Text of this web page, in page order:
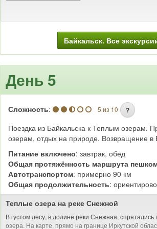
Сочетание гор, богатой растительности, красивых
чистых рек создает уникальные живописные
Несмотря на то, что люди начали осваивать
незапамятных времен (поселения древних людей
13,5 тысяч лет), природа Тунки сохранилась почти
Купание в термальных источниках
Байкальск. Все
День 5
Сложность: 5 из 10 ?
Поездка из Байкальска к Теплым озерам.
озерам, отдых на природе. Возвращение в
Питание включено: завтрак, обед
Общая протяжённость маршрута
Автотранспортом: примерно 90 км
Общая продолжительность:
Теплые озера на реке Снежной
В густом лесу, в долине реки Снежная, спрятались
озера. На карте, прямо на границе Иркутской